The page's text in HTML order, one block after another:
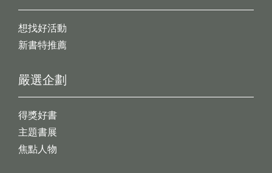
想找好活動
新書特推薦
嚴選企劃
得獎好書
主題書展
焦點人物